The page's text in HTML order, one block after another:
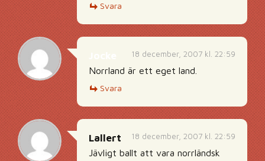
Svara
18 december, 2007 kl. 22:59
Norrland är ett eget land.
Svara
18 december, 2007 kl. 22:59
Lallert
Jävligt ballt att vara norrländsk